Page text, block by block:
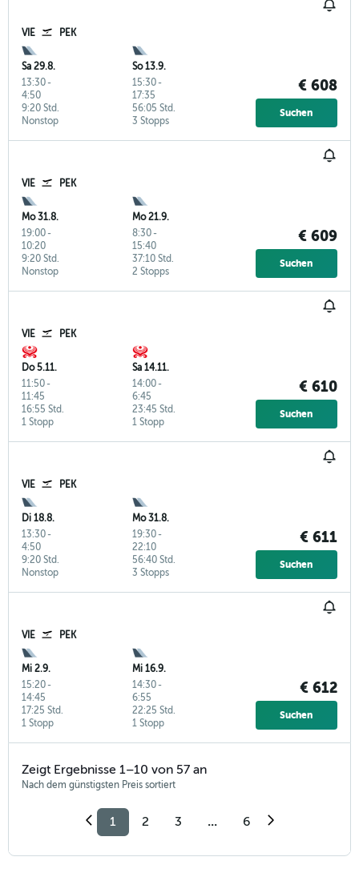
VIE PEK
Sa 29.8.
13:30-
4:50
Nonstop
9:20 Std.
So 13.9.
15:30-
17:35
3 Stopps
56:05 Std.
€ 608
Suchen
VIE PEK
Mo 31.8.
19:00-
10:20
Nonstop
9:20 Std.
Mo 21.9.
8:30-
15:40
2 Stopps
37:10 Std.
€ 609
Suchen
VIE PEK
Do 5.11.
11:50-
11:45
1 Stopp
16:55 Std.
Sa 14.11.
14:00-
6:45
1 Stopp
23:45 Std.
€ 610
Suchen
VIE PEK
Di 18.8.
13:30-
4:50
Nonstop
9:20 Std.
Mo 31.8.
19:30-
22:10
3 Stopps
56:40 Std.
€ 611
Suchen
VIE PEK
Mi 2.9.
15:20-
14:45
1 Stopp
17:25 Std.
Mi 16.9.
14:30-
6:55
1 Stopp
22:25 Std.
€ 612
Suchen
Zeigt Ergebnisse 1–10 von 57 an
Nach dem günstigsten Preis sortiert
1 2 3 ... 6